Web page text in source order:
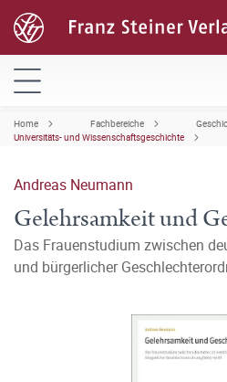
Home Fachbereiche
Universitäts- und Wissenschaftsgeschichte
Andreas Neumann
Gelehrsamkeit und
Das Frauenstudium zwischen
und bürgerlicher